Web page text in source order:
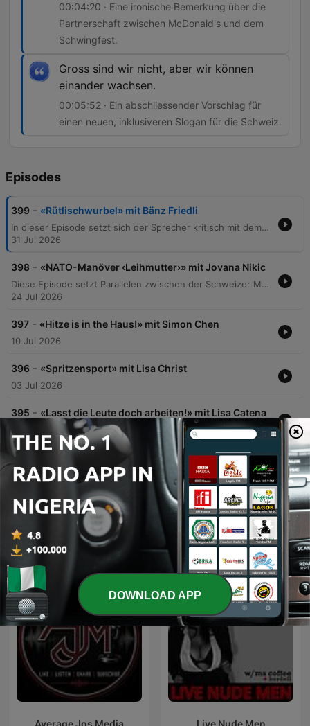
00:04:20 · Eine ironische Bemerkung über die
Partnerschaft zwischen McDonald's und dem
Schwingfest.
Gross sind wir nicht, aber wir können
einander wachsen.
00:05:52 · Ein abschliessender Vorschlag für
einen neuen, inklusiveren Slogan für die Schweiz.
Episodes
399 - «Rütlischwurbel» mit Bänz Friedli
In dieser Episode setzt sich der Sprecher kritisch mit dem Schweizer Nationalverständnis und den Mythen der Identität auseinander. Anhand von Beispielen wie dem Besuch von Bundesrat Parmelin in den USA, der Verwendung von Slogans wie „Switzerland great since 1291“ und der Rolle von McDonald's als Sponsor des Eidgenössischen Schwing- und Älplerfestes wird hinterfragt, ob die Schweiz ein geografisches Land oder eine rein ideelle „Willensnation“ ist. Der Beitrag reflektiert über den Zusammenhalt in einer multikulturellen Gesellschaft und problematisiert die Nutzung historischer Erzählungen zur Legitimierung von Nationalismus.
31 Jul 2026
398 - «NATO-Manöver ‹Leihmutter›» mit Jovana Nikic
Diese Episode setzt Parallelen zwischen der Schweizer Munitionspolitik und den gesellschaftlichen Debatten um Leihmutterschaft sowie die sinkende Geburtenrate in der Schweiz. Der Sprecher kritisiert eine vermeintliche Doppelmoral, bei der Verbote im Inland durch Umgehung über die Landesgrenzen hinweg faktisch akzeptiert werden, ähnlich wie bei der Weiterleitung von Munition über NATO-Partner. Zudem wird die finanzielle Belastung durch Kita-Kosten und steigende Krankenkassenprämien thematisiert, welche die Familienplanung in der Schweiz massiv erschweren. Die Analyse stellt die These auf, dass das Schweizer Staatssystem die Familiengründung zu einem Luxusgut degradiert hat und fordert politische Reformen zur Entlastung von Familien.
24 Jul 2026
397 - «Hitze is in the Haus!» mit Simon Chen
10 Jul 2026
396 - «Spritzensport» mit Lisa Christ
03 Jul 2026
395 - «Lasst die Leute doch arbeiten!» mit Lisa Catena
19 Jun 2026
Show more episodes
More Comedy podcasts
See all
DOWNLOAD APP